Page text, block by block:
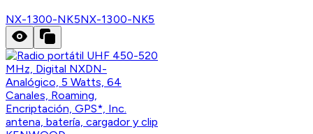
NX-1300-NK5NX-1300-NK5